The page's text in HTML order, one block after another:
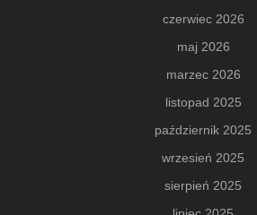
czerwiec 2026
maj 2026
marzec 2026
listopad 2025
październik 2025
wrzesień 2025
sierpień 2025